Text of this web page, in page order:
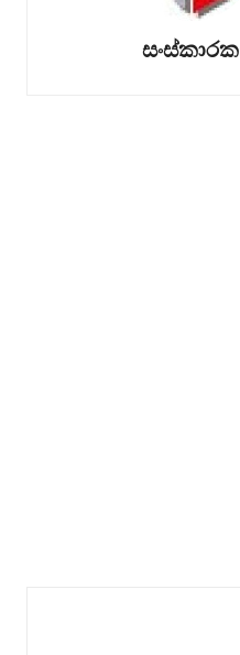
සංස්කාරක